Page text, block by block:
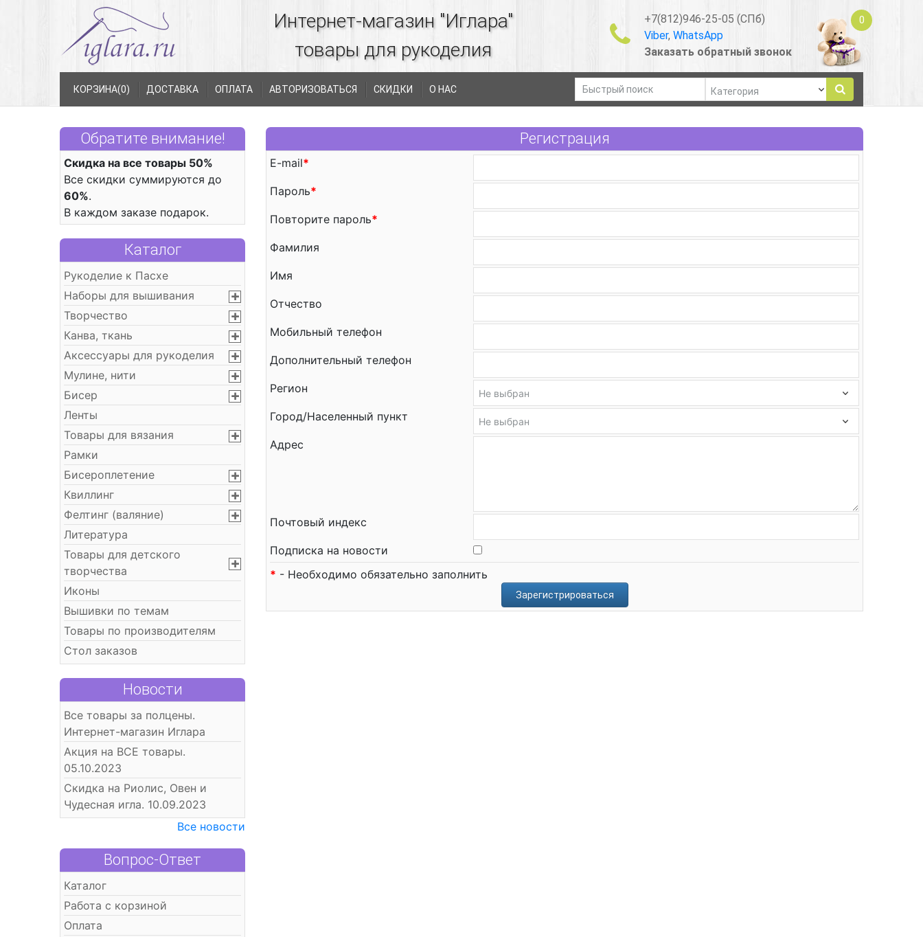
Интернет-магазин "Иглара"
товары для рукоделия
+7(812)946-25-05 (СПб)
Viber, WhatsApp
Заказать обратный звонок
0
КОРЗИНА(0) ДОСТАВКА ОПЛАТА АВТОРИЗОВАТЬСЯ СКИДКИ О НАС
Обратите внимание!
Скидка на все товары 50%
Все скидки суммируются до
60%.
В каждом заказе подарок.
Каталог
Рукоделие к Пасхе
Наборы для вышивания
Творчество
Канва, ткань
Аксессуары для рукоделия
Мулине, нити
Бисер
Ленты
Товары для вязания
Рамки
Бисероплетение
Квиллинг
Фелтинг (валяние)
Литература
Товары для детского
творчества
Иконы
Вышивки по темам
Товары по производителям
Стол заказов
Новости
Все товары за полцены.
Интернет-магазин Иглара
Акция на ВСЕ товары.
05.10.2023
Скидка на Риолис, Овен и
Чудесная игла. 10.09.2023
Все новости
Вопрос-Ответ
Каталог
Работа с корзиной
Оплата
Регистрация
E-mail
Пароль
Повторите пароль
Фамилия
Имя
Отчество
Мобильный телефон
Дополнительный телефон
Регион
Город/Населенный пункт
Адрес
Почтовый индекс
Подписка на новости
- Необходимо обязательно заполнить
Зарегистрироваться